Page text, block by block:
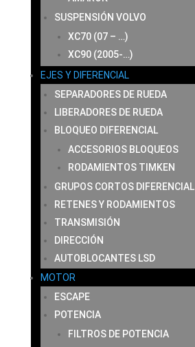
SUSPENSIÓN VOLVO
XC70 (07 – …)
XC90 (2005-…)
EJES Y DIFERENCIAL
SEPARADORES DE RUEDA
LIBERADORES DE RUEDA
BLOQUEO DIFERENCIAL
ACCESORIOS BLOQUEOS
RODAMIENTOS TIMKEN
GRUPOS CORTOS DIFERENCIAL
RETENES Y RODAMIENTOS
TRANSMISIÓN
DIRECCIÓN
AUTOBLOCANTES LSD
MOTOR
ESCAPE
POTENCIA
FILTROS DE POTENCIA